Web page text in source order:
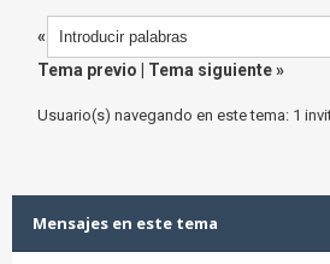
«
Tema previo
Tema siguiente»
Usuario(s) navegando en este tema: 1
Mensajes en este tema